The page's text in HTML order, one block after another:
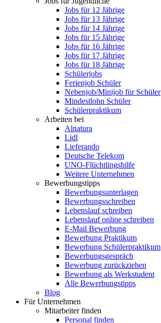
Jobs für 12 Jährige
Jobs für 13 Jährige
Jobs für 14 Jährige
Jobs für 15 Jährige
Jobs für 16 Jährige
Jobs für 17 Jährige
Jobs für 18 Jährige
Schülerjobs
Ferienjob Schüler
Nebenjob/Minijob für Schüler
Mindestlohn Schüler
Schülerpraktikum
Arbeiten bei
Alnatura
Lidl
Lieferando
Deutsche Telekom
UNO-Flüchtlingshilfe
Weitere Unternehmen
Bewerbungstipps
Bewerbungsunterlagen
Bewerbungsschreiben
Lebenslauf schreiben
Lebenslauf online schreiben
E-Mail Bewerbung
Bewerbung Praktikum
Bewerbung Schülerpraktikum
Bewerbungsgespräch
Bewerbung zurückziehen
Bewerbung als Werkstudent
Alle Bewerbungstipps
Blog
Für Unternehmen
Mitarbeiter finden
Personal finden